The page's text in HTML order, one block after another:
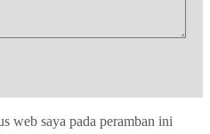
web saya pada peramban ini